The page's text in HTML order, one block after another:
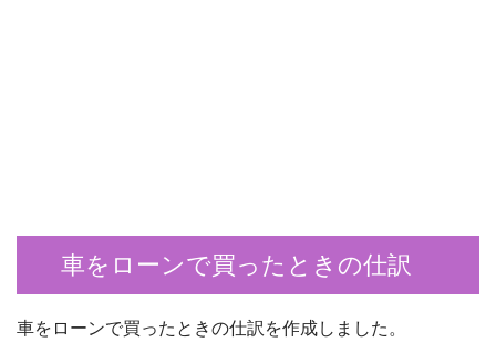
車をローンで買ったときの仕訳
車をローンで買ったときの仕訳を作成しました。